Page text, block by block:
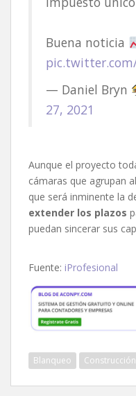
Buena noticia
— Daniel Bryn
27, 2021
Aunque el proyecto
cámaras que agrupan
que será inminente la
extender los plazos
puedan sincerar sus
Fuente: iProfesional
Blanqueo Construcción